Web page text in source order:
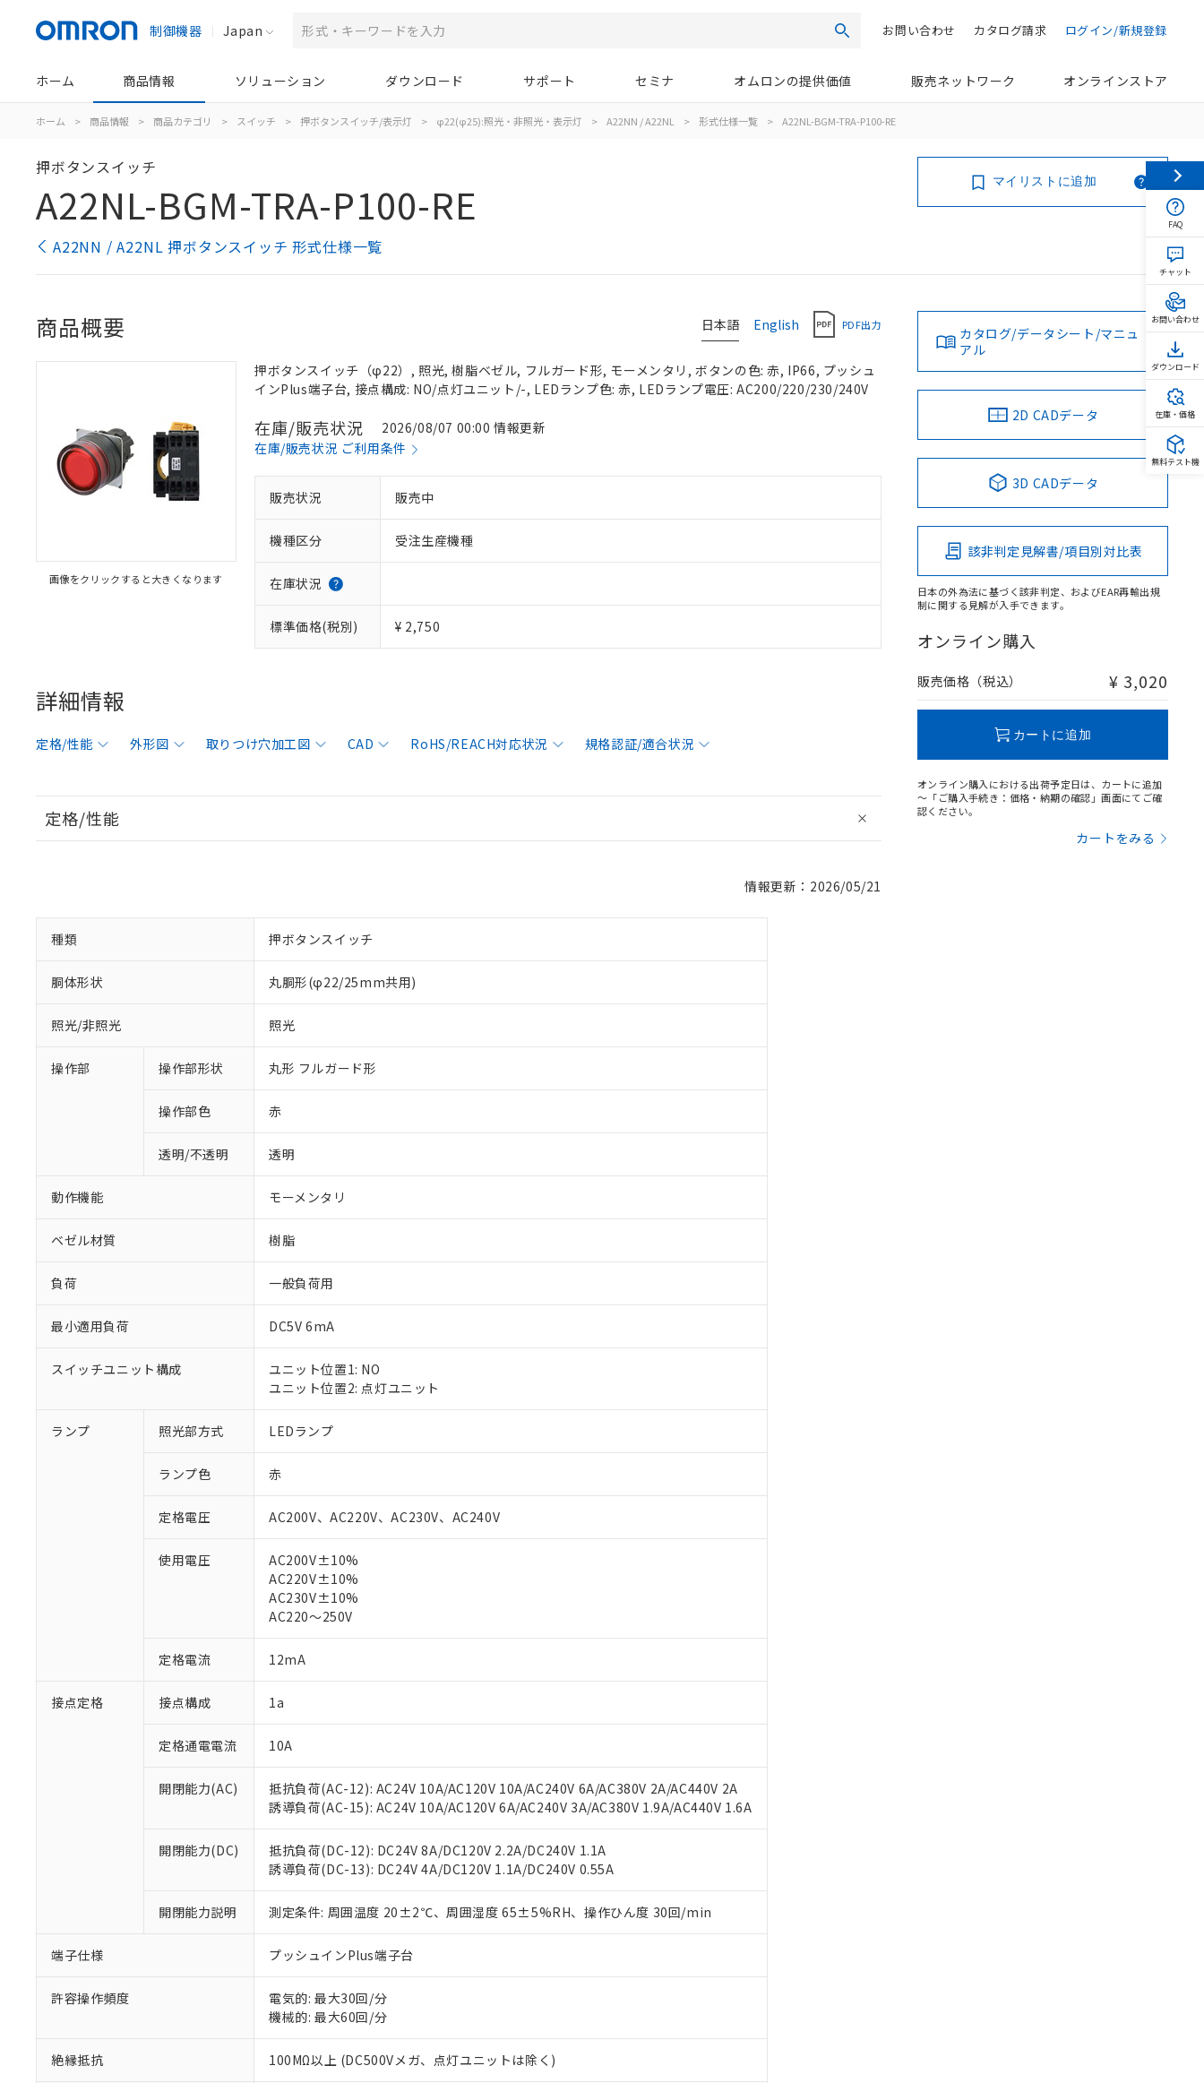
制御機器 Japan 検索 ログイン/新規登録
カタログ請求
お問い合わせ
ホーム 商品情報 ソリューション ダウンロード サポート セミナ オムロンの提供価値 販売ネットワーク オンラインストア
ホーム > 商品情報 > 商品カテゴリ > スイッチ > 押ボタンスイッチ/表示灯 > φ22(φ25):照光・非照光・表示灯 > A22NN / A22NL > 形式仕様一覧 > A22NL-BGM-TRA-P100-RE
押ボタンスイッチ
A22NL-BGM-TRA-P100-RE
A22NN / A22NL 押ボタンスイッチ 形式仕様一覧
マイリストに追加
日本語 English PDF出力
商品概要
画像をクリックすると大きくなります
押ボタンスイッチ（φ22）, 照光, 樹脂ベゼル, フルガード形, モーメンタリ, ボタンの色: 赤, IP66, プッシュ
インPlus端子台, 接点構成: NO/点灯ユニット/-, LEDランプ色: 赤, LEDランプ電圧: AC200/220/230/240V
在庫/販売状況
2026/08/07 00:00 情報更新
在庫/販売状況 ご利用条件
販売状況 販売中
機種区分 受注生産機種
在庫状況
標準価格(税別) ¥ 2,750
詳細情報
定格/性能 外形図 取りつけ穴加工図 CAD RoHS/REACH対応状況 規格認証/適合状況
定格/性能
情報更新：2026/05/21
種類 押ボタンスイッチ
胴体形状 丸胴形(φ22/25mm共用)
照光/非照光 照光
操作部 操作部形状 丸形 フルガード形
操作部色 赤
透明/不透明 透明
動作機能 モーメンタリ
ベゼル材質 樹脂
負荷 一般負荷用
最小適用負荷 DC5V 6mA
スイッチユニット構成
ユニット位置1: NO
ユニット位置2: 点灯ユニット
ランプ 照光部方式 LEDランプ
ランプ色 赤
定格電圧 AC200V、AC220V、AC230V、AC240V
使用電圧
AC200V±10%
AC220V±10%
AC230V±10%
AC220～250V
定格電流 12mA
接点定格 接点構成 1a
定格通電電流 10A
開閉能力(AC)
抵抗負荷(AC-12): AC24V 10A/AC120V 10A/AC240V 6A/AC380V 2A/AC440V 2A
誘導負荷(AC-15): AC24V 10A/AC120V 6A/AC240V 3A/AC380V 1.9A/AC440V 1.6A
開閉能力(DC)
抵抗負荷(DC-12): DC24V 8A/DC120V 2.2A/DC240V 1.1A
誘導負荷(DC-13): DC24V 4A/DC120V 1.1A/DC240V 0.55A
開閉能力説明 測定条件: 周囲温度 20±2℃、周囲湿度 65±5%RH、操作ひん度 30回/min
端子仕様 プッシュインPlus端子台
許容操作頻度
電気的: 最大30回/分
機械的: 最大60回/分
絶縁抵抗 100MΩ以上 (DC500Vメガ、点灯ユニットは除く)
カタログ/データシート/マニュ
アル
2D CADデータ
3D CADデータ
該非判定見解書/項目別対比表
日本の外為法に基づく該非判定、およびEAR再輸出規
制に関する見解が入手できます。
オンライン購入
販売価格（税込） ¥ 3,020
カートに追加
オンライン購入における出荷予定日は、カートに追加
～「ご購入手続き：価格・納期の確認」画面にてご確
認ください。
カートをみる
ご利用条件
以下の条件をお読みいただき、同意のうえご利用ください。
正式な納期状況および標準価格はお客様のお取引先、またはお客様担当のオムロン制御機器販売店・
当社販売員にご相談ください。
オムロン制御機器販売店や当社販売拠点は「販売ネットワーク
」をご確認ください。
在庫状況および標準価格結果を当社の事前の承諾なく第三者に漏洩または開示しないようお願いしま
す。
マイパーツ機能（部品リスト作成サービス）をご利用いただくには、I-Webメンバーズにご登録され
ている必要があります。
が、当社の製品・サービスに関するお客様との取引・商談に必要な範囲で利用することをご了承くだ
さい。
※当社の共同利用者とは、
いる法人を指します。
対応予定：EU RoHS指令（10物質）の非含有に対応した製品に切り替える予定のある商品です。
対応予定なし：EU RoHS指令（10物質）の非含有に非対応の商品で、対応品を出す予定はありません。
調査・確認中：EU RoHS指令（10物質）の非含有の対応状況を調査中または確認中の商品です。
非該当品：ライセンス料など無形物で、有害物質有無と関係のない商品です。
仕入先様の事情により、非含有部品としていたものが、含有品と判明した場合などやむを得ず変更すること
があります。
*EU RoHS指令（10物質）：
六価クロム(Cr(Ⅵ)) 1000ppm以下、ポリ臭化ビフェニル類(PBB) 1000ppm以下、ポリ臭化ジフェニルエーテル類(PBDE) 1000ppm以下、
但し、RoHS指令で産業用監視および制御機器に対する適用除外項目は除く。
フタル酸エステル類の４物質については閾値を超える意図的な使用がないことを確認しています。
※2 対応予定月
部品在庫の切り替え状況などにより、予定月が前後することがあります。
※3 非含有証明書ダウンロード
EU RoHS指令（10物質）の非含有証明書
51物質の非含有証明書（当社基準）
※本証明書は発行日時点で非含有を証明するもので、過去に遡って非含有を証明するものではありません。
また、RoHS指令のフタル酸エステル類４物質の対応では、対応完了までの期間は出荷製品に未対応品が
混在することから備考欄に対応日を記載しておりました。
既に当社にて対応品への在庫切替を完了していることから、特段のことがない限り、2022年1月12日よ
※1 中国RoHS○×表
「×」：最大均質材料含有率が中国RoHSの基準値を超えていることを示します。
「－」：未確認です。当社販売部門へお問い合わせください。
Pb(鉛) :1000ppm、 Hg(水銀) : 1000ppm、 Cd(カドミウム) : 100ppm、
DBP(フタル酸ジブチル) : 1000ppm、 DIBP(フタル酸ジイソブチル) : 1000ppm、 BBP(フタル酸ブチルベンジル) : 1000ppm、
※2 環境保護使用期限
「ｅ」：有害物質（10物質）のすべてが基準値以下であることを示します。
「10」：通常の使用状況下において有害物質が外部に漏えいし、環境に深刻な影響を及ぼさない年数を意
味します。
「－」：未確認です。当社販売部門へお問い合わせください。
う）を輸出または国外への提供する場合は、日本国政府の輸出許可(または役務取引許可)を取得する
置等に一切使用いたしません。
当社は、貴社製品を第三者に販売する場合は、上記1、2および3の内容を当該第三者に通知します。
また当社は、販売先および販売に係わる関係者が違法に輸出するおそれがある場合は、取り引きをい
たしません。
記
説明
△ 一定数には満たないが在庫あり
－
在庫なし(最新の在庫状況については、お客様のお取引先、またはお客様担当のオムロン制御
機器販売店・当社販売員にご確認ください)
空
白
受注生産機種、また在庫状況の情報を公開していない機種
FAQ
チャット
お問い合わせ
ダウンロード
在庫・価格
無料テスト機